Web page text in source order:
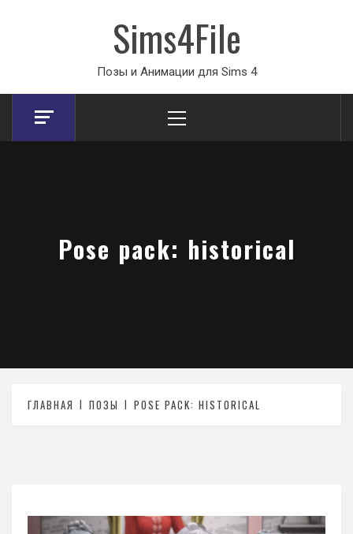
Sims4File
Позы и Анимации для Sims 4
Menu
Pose pack: historical
ГЛАВНАЯ ПОЗЫ POSE PACK: HISTORICAL